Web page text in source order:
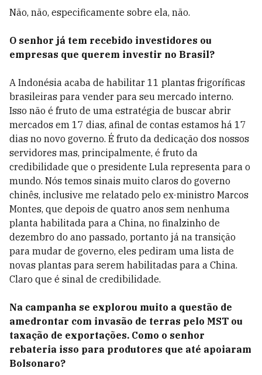
Não, não, especificamente sobre ela, não.
O senhor já tem recebido investidores ou
empresas que querem investir no Brasil?
A Indonésia acaba de habilitar 11 plantas frigoríficas
brasileiras para vender para seu mercado interno.
Isso não é fruto de uma estratégia de buscar abrir
mercados em 17 dias, afinal de contas estamos há 17
dias no novo governo. É fruto da dedicação dos nossos
servidores mas, principalmente, é fruto da
credibilidade que o presidente Lula representa para o
mundo. Nós temos sinais muito claros do governo
chinês, inclusive me relatado pelo ex-ministro Marcos
Montes, que depois de quatro anos sem nenhuma
planta habilitada para a China, no finalzinho de
dezembro do ano passado, portanto já na transição
para mudar de governo, eles pediram uma lista de
novas plantas para serem habilitadas para a China.
Claro que é sinal de credibilidade.
Na campanha se explorou muito a questão de
amedrontar com invasão de terras pelo MST ou
taxação de exportações. Como o senhor
rebateria isso para produtores que até apoiaram
Bolsonaro?